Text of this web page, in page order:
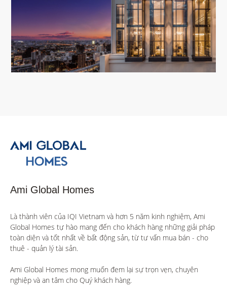
Ami Global Homes
Là thành viên của IQI Vietnam và hơn 5 năm kinh nghiệm, Ami
Global Homes tự hào mang đến cho khách hàng những giải pháp
toàn diện và tốt nhất về bất động sản, từ tư vấn mua bán - cho
thuê - quản lý tài sản.
Ami Global Homes mong muốn đem lại sự trọn vẹn, chuyên
nghiệp và an tâm cho Quý khách hàng.